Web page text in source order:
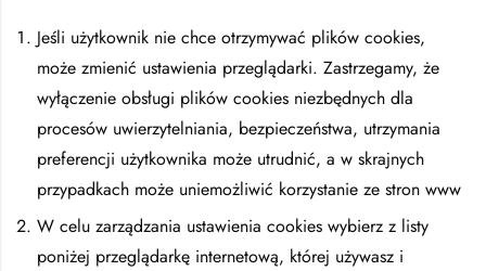
Jeśli użytkownik nie chce otrzymywać plików cookies,
może zmienić ustawienia przeglądarki. Zastrzegamy, że
wyłączenie obsługi plików cookies niezbędnych dla
procesów uwierzytelniania, bezpieczeństwa, utrzymania
preferencji użytkownika może utrudnić, a w skrajnych
przypadkach może uniemożliwić korzystanie ze stron www
W celu zarządzania ustawienia cookies wybierz z listy
poniżej przeglądarkę internetową, której używasz i